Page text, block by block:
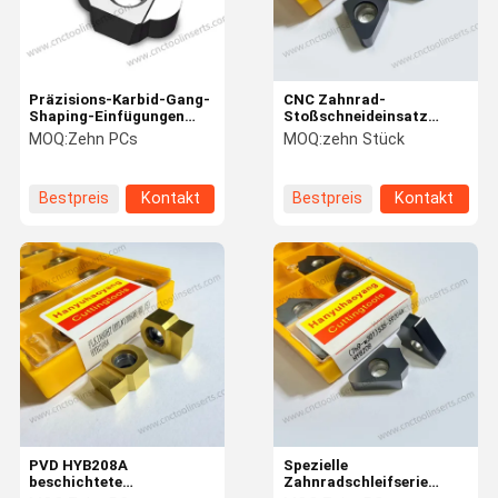
Werksbesich
Tigung
CNC Zahnrad-
Stoßschneideinsatz
(BD9-WG301)535-59205A
– PVD HYB208
schwierige Materialien
(ohne
Hochtemperaturlegierungen)
MOQ:zehn Stück
Bestpreis Kontakt
Präzisions-Karbid-Gang-
Shaping-Einfügungen
YKH5132J-791-88203
MOQ:Zehn PCs
Bestpreis Kontakt
Spezielle
Zahnradschleifserie
PVD HYB208A
beschichtete